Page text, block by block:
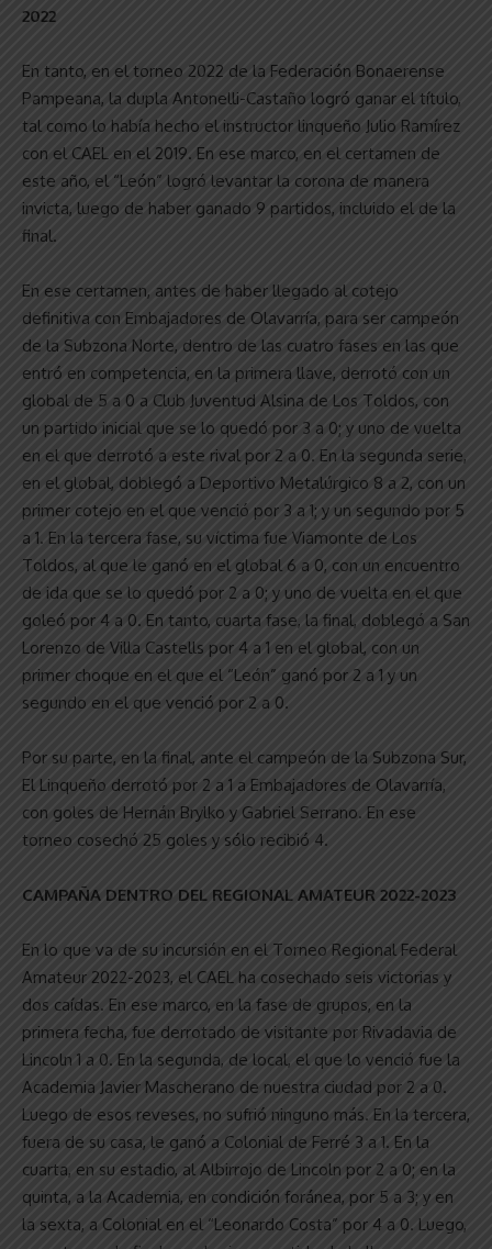
2022
En tanto, en el torneo 2022 de la Federación Bonaerense
Pampeana, la dupla Antonelli-Castaño logró ganar el título,
tal como lo había hecho el instructor linqueño Julio Ramírez
con el CAEL en el 2019. En ese marco, en el certamen de
este año, el “León” logró levantar la corona de manera
invicta, luego de haber ganado 9 partidos, incluido el de la
final.
En ese certamen, antes de haber llegado al cotejo
definitiva con Embajadores de Olavarría, para ser campeón
de la Subzona Norte, dentro de las cuatro fases en las que
entró en competencia, en la primera llave, derrotó con un
global de 5 a 0 a Club Juventud Alsina de Los Toldos, con
un partido inicial que se lo quedó por 3 a 0; y uno de vuelta
en el que derrotó a este rival por 2 a 0. En la segunda serie,
en el global, doblegó a Deportivo Metalúrgico 8 a 2, con un
primer cotejo en el que venció por 3 a 1; y un segundo por 5
a 1. En la tercera fase, su víctima fue Viamonte de Los
Toldos, al que le ganó en el global 6 a 0, con un encuentro
de ida que se lo quedó por 2 a 0; y uno de vuelta en el que
goleó por 4 a 0. En tanto, cuarta fase, la final, doblegó a San
Lorenzo de Villa Castells por 4 a 1 en el global, con un
primer choque en el que el “León” ganó por 2 a 1 y un
segundo en el que venció por 2 a 0.
Por su parte, en la final, ante el campeón de la Subzona Sur,
El Linqueño derrotó por 2 a 1 a Embajadores de Olavarría,
con goles de Hernán Brylko y Gabriel Serrano. En ese
torneo cosechó 25 goles y sólo recibió 4.
CAMPAÑA DENTRO DEL REGIONAL AMATEUR 2022-2023
En lo que va de su incursión en el Torneo Regional Federal
Amateur 2022-2023, el CAEL ha cosechado seis victorias y
dos caídas. En ese marco, en la fase de grupos, en la
primera fecha, fue derrotado de visitante por Rivadavia de
Lincoln 1 a 0. En la segunda, de local, el que lo venció fue la
Academia Javier Mascherano de nuestra ciudad por 2 a 0.
Luego de esos reveses, no sufrió ninguno más. En la tercera,
fuera de su casa, le ganó a Colonial de Ferré 3 a 1. En la
cuarta, en su estadio, al Albirrojo de Lincoln por 2 a 0; en la
quinta, a la Academia, en condición foránea, por 5 a 3; y en
la sexta, a Colonial en el “Leonardo Costa” por 4 a 0. Luego,